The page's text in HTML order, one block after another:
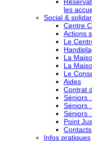
les
Social &
Centre
Actions
Le
La
La
Le
Aides
Contrat
Séniors
Séniors
Séniors
Point
Infos pratiques